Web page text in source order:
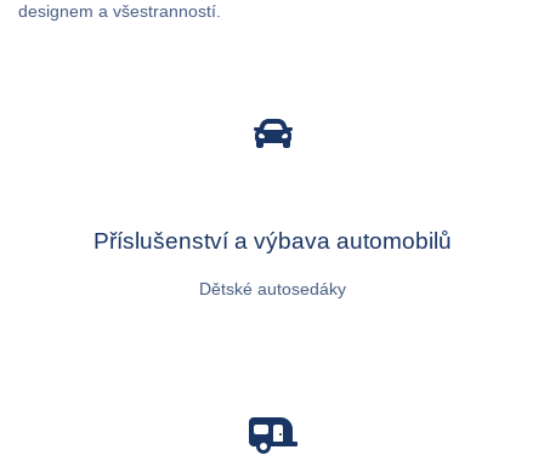
designem a všestranností.
Příslušenství a výbava automobilů
Dětské autosedáky